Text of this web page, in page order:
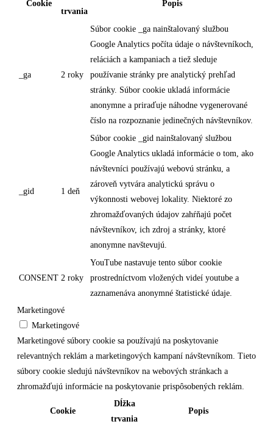
Cookie
trvania
Popis
_ga 2 roky
Súbor cookie _ga nainštalovaný službou
Google Analytics počíta údaje o návštevníkoch,
reláciách a kampaniach a tiež sleduje
používanie stránky pre analytický prehľad
stránky. Súbor cookie ukladá informácie
anonymne a priraďuje náhodne vygenerované
číslo na rozpoznanie jedinečných návštevníkov.
_gid 1 deň
Súbor cookie _gid nainštalovaný službou
Google Analytics ukladá informácie o tom, ako
návštevníci používajú webovú stránku, a
zároveň vytvára analytickú správu o
výkonnosti webovej lokality. Niektoré zo
zhromažďovaných údajov zahŕňajú počet
návštevníkov, ich zdroj a stránky, ktoré
anonymne navštevujú.
CONSENT 2 roky
YouTube nastavuje tento súbor cookie
prostredníctvom vložených videí youtube a
zaznamenáva anonymné štatistické údaje.
Marketingové
Marketingové
Marketingové súbory cookie sa používajú na poskytovanie
relevantných reklám a marketingových kampaní návštevníkom. Tieto
súbory cookie sledujú návštevníkov na webových stránkach a
zhromažďujú informácie na poskytovanie prispôsobených reklám.
Cookie
Dĺžka
trvania
Popis